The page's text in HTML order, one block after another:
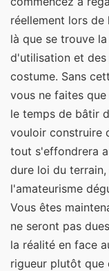
réellement lors
là que se trouve
d'utilisation et des
costume. Sans
vous ne faites
le temps de bâtir
vouloir construire
tout s'effondrera
dure loi du
l'amateurisme
Vous êtes
ne seront pas
la réalité en face
rigueur plutôt que